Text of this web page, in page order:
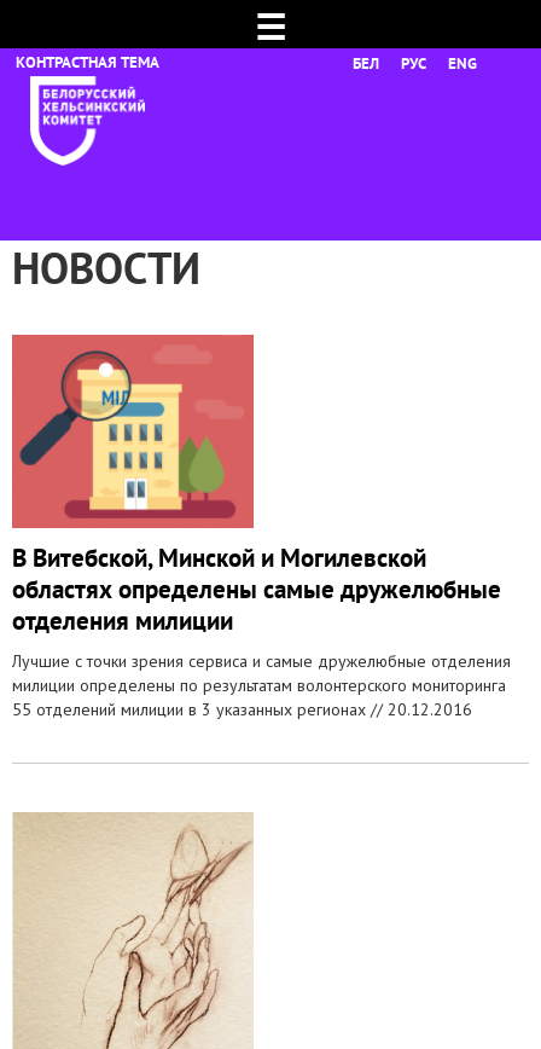
☰
БЕЛ РУС ENG
НОВОСТИ
В Витебской, Минской и Могилевской
областях определены самые дружелюбные
отделения милиции
Лучшие с точки зрения сервиса и самые дружелюбные отделения
милиции определены по результатам волонтерского мониторинга
55 отделений милиции в 3 указанных регионах //20.12.2016